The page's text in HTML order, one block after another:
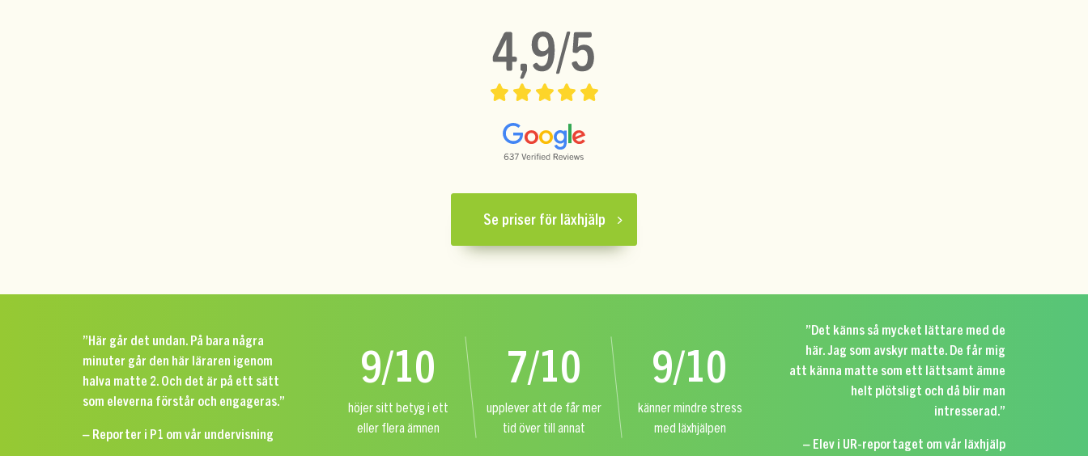
Se priser för läxhjälp
”Här går det undan. På bara några
minuter går den här läraren igenom
halva matte 2. Och det är på ett sätt
som eleverna förstår och engageras.”
– Reporter i P1 om vår undervisning
9/10
höjer sitt betyg i ett
eller flera ämnen
7/10
upplever att de får mer
tid över till annat
9/10
känner mindre stress
med läxhjälpen
”Det känns så mycket lättare med de
här. Jag som avskyr matte. De får mig
att känna matte som ett lättsamt ämne
helt plötsligt och då blir man
intresserad.”
– Elev i UR-reportaget om vår läxhjälp